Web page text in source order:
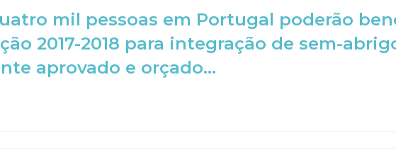
mil pessoas em Portugal poderão
2017-2018 para integração de sem-
aprovado e orçado...